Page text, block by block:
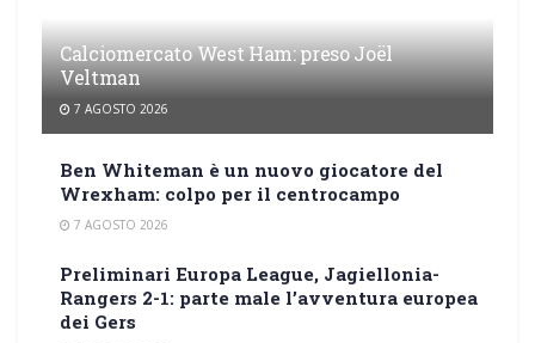
Calciomercato West Ham: preso Joël
Veltman
7 AGOSTO 2026
Ben Whiteman è un nuovo giocatore del
Wrexham: colpo per il centrocampo
7 AGOSTO 2026
Preliminari Europa League, Jagiellonia-
Rangers 2-1: parte male l’avventura europea
dei Gers